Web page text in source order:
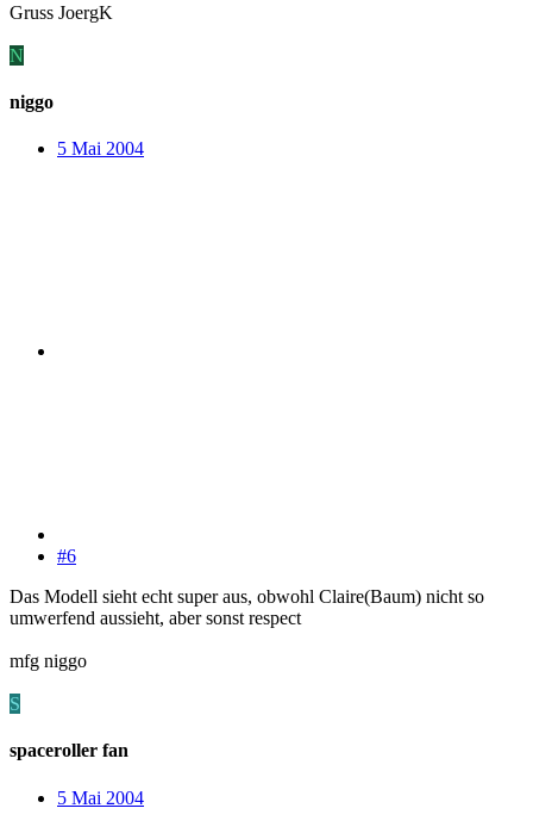
Gruss JoergK
N
niggo
5 Mai 2004
#6
Das Modell sieht echt super aus, obwohl Claire(Baum) nicht so
umwerfend aussieht, aber sonst respect
mfg niggo
S
spaceroller fan
5 Mai 2004